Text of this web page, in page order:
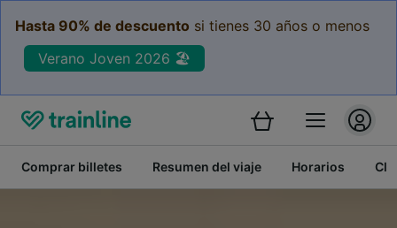
Hasta 90% de descuento si tienes 30 años o menos
Verano Joven 2026 🏖️
Comprar billetes Resumen del viaje Horarios